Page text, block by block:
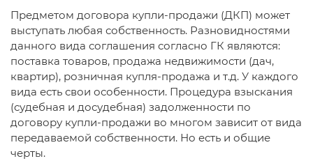
Предметом договора купли-продажи (ДКП) может
выступать любая собственность. Разновидностями
данного вида соглашения согласно ГК являются:
поставка товаров, продажа недвижимости (дач,
квартир), розничная купля-продажа и т.д. У каждого
вида есть свои особенности. Процедура взыскания
(судебная и досудебная) задолженности по
договору купли-продажи во многом зависит от вида
передаваемой собственности. Но есть и общие
черты.